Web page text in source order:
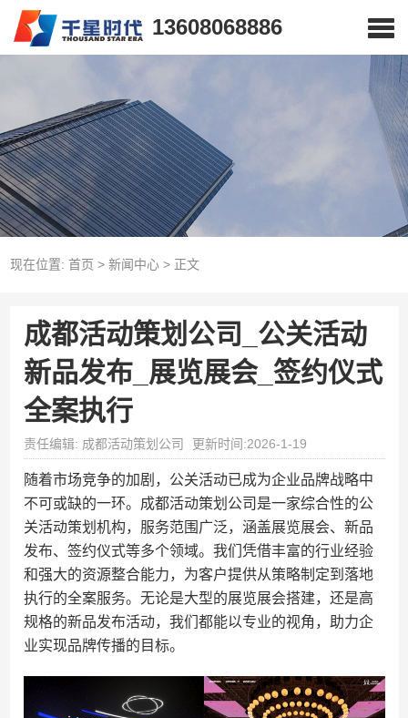
13608068886
现在位置: 首页 > 新闻中心> 正文
成都活动策划公司_公关活动
新品发布_展览展会_签约仪式
全案执行
责任编辑: 成都活动策划公司 更新时间:2026-1-19
随着市场竞争的加剧，公关活动已成为企业品牌战略中
不可或缺的一环。成都活动策划公司是一家综合性的公
关活动策划机构，服务范围广泛，涵盖展览展会、新品
发布、签约仪式等多个领域。我们凭借丰富的行业经验
和强大的资源整合能力，为客户提供从策略制定到落地
执行的全案服务。无论是大型的展览展会搭建，还是高
规格的新品发布活动，我们都能以专业的视角，助力企
业实现品牌传播的目标。